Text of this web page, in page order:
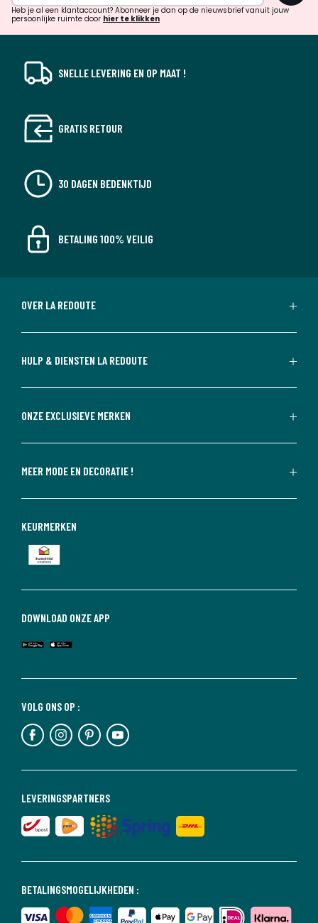
verrassingen?
Heb je al een klantaccount? Abonneer je dan op de nieuwsbrief vanuit jouw
persoonlijke ruimte door hier te klikken
SNELLE LEVERING EN OP MAAT !
GRATIS RETOUR
30 DAGEN BEDENKTIJD
BETALING 100% VEILIG
OVER LA REDOUTE
HULP & DIENSTEN LA REDOUTE
ONZE EXCLUSIEVE MERKEN
MEER MODE EN DECORATIE !
BETALINGSMOGELIJKHEDEN :
LEVERINGSPARTNERS
VOLG ONS OP :
DOWNLOAD ONZE APP
KEURMERKEN